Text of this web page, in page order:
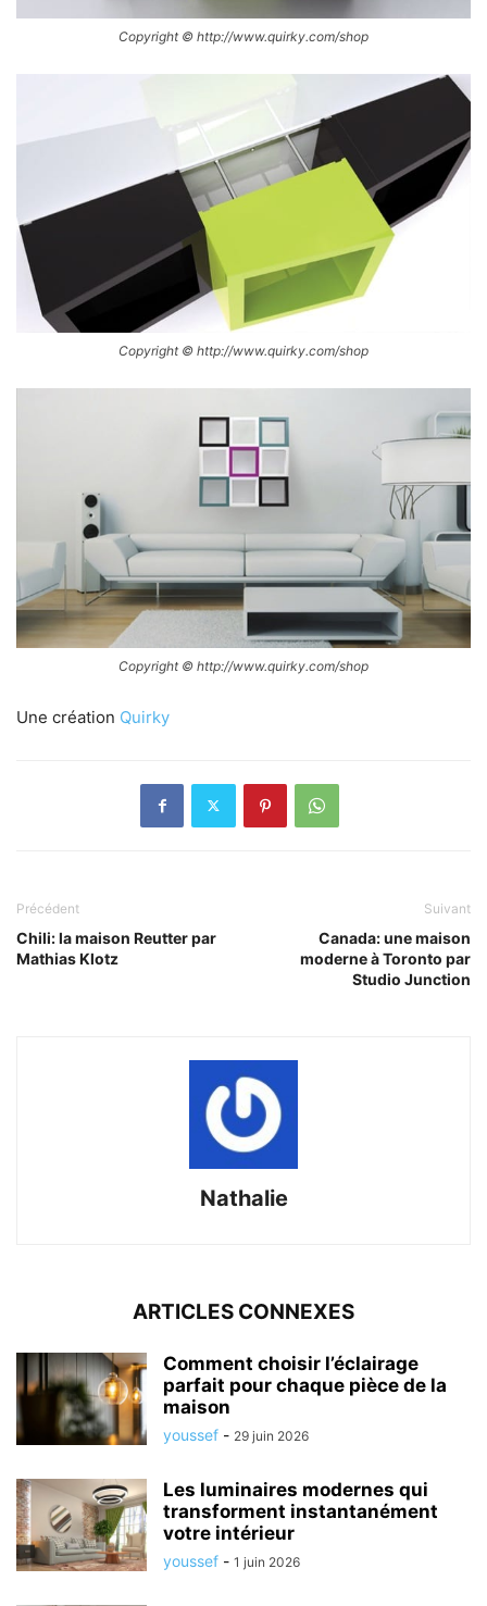
Copyright © http://www.quirky.com/shop
Copyright © http://www.quirky.com/shop
Copyright © http://www.quirky.com/shop
Une création Quirky
Précédent
Chili: la maison Reutter par
Mathias Klotz
Suivant
Canada: une maison
moderne à Toronto par
Studio Junction
Nathalie
ARTICLES CONNEXES
Comment choisir l’éclairage
parfait pour chaque pièce de la
maison
youssef - 29 juin 2026
Les luminaires modernes qui
transforment instantanément
votre intérieur
youssef - 1 juin 2026